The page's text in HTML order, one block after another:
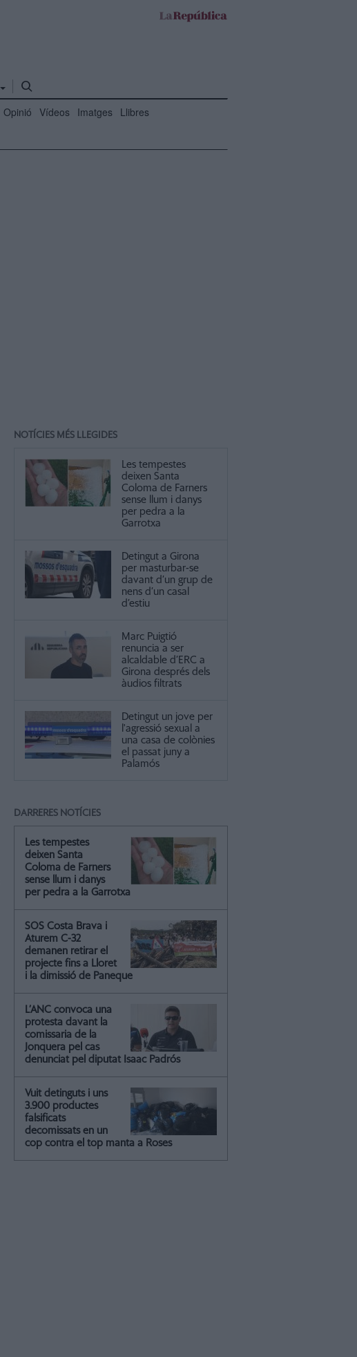
Opinió Vídeos Imatges Llibres
NOTÍCIES MÉS LLEGIDES
Les tempestes
deixen Santa
Coloma de Farners
sense llum i danys
per pedra a la
Garrotxa
Detingut a Girona
per masturbar-se
davant d’un grup de
nens d’un casal
d’estiu
Marc Puigtió
renuncia a ser
alcaldable d’ERC a
Girona després dels
àudios filtrats
Detingut un jove per
l'agressió sexual a
una casa de colònies
el passat juny a
Palamós
DARRERES NOTÍCIES
Les tempestes
deixen Santa
Coloma de Farners
sense llum i danys
per pedra a la Garrotxa
SOS Costa Brava i
Aturem C-32
demanen retirar el
projecte fins a Lloret
i la dimissió de Paneque
L’ANC convoca una
protesta davant la
comissaria de la
Jonquera pel cas
denunciat pel diputat Isaac Padrós
Vuit detinguts i uns
3.900 productes
falsificats
decomissats en un
cop contra el top manta a Roses